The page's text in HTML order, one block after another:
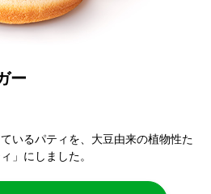
ー
いるパティを、大豆由来の植物性た
」にしました。